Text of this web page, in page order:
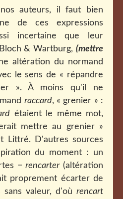
auteurs, il faut bien
de ces expressions
incertaine que leur
& Wartburg, (mettre
altération du normand
le sens de « répandre
». À moins qu'il ne
raccard, « grenier » :
étaient le même mot,
mettre au grenier »
Littré. D'autres sources
du moment : un
−rencarter(altération
proprement écarter de
sans valeur, d'où rencart